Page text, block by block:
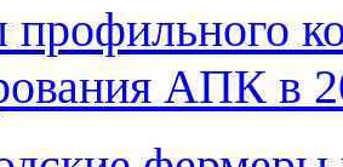
профильного
АПК в